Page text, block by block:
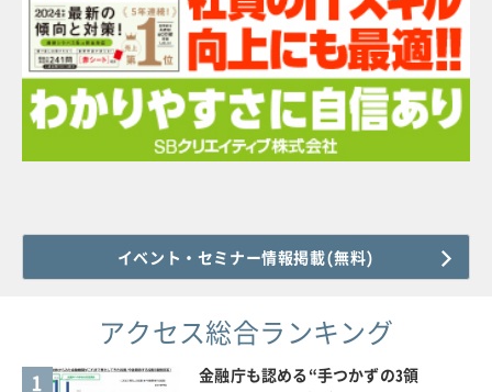
イベント・セミナー情報掲載(無料)
アクセス総合ランキング
1
金融庁も認める“手つかずの3領